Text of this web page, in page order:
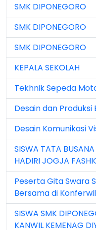
Jul 2026 (4)
Jun 2023 (7)
Jun 2024 (3)
Jun 2025 (1)
Jun 2026 (5)
Mar 2023 (8)
Mar 2024 (1)
Mar 2026 (3)
May 2026 (16)
Nov 2022 (101)
Nov 2023 (5)
SMK DIPONEGORO
SMK DIPONEGORO
SMK DIPONEGORO
KEPALA SEKOLAH
Tekhnik Sepeda
Desain dan Produksi
Desain Komunikasi
SISWA TATA
HADIRI JOGJA
Peserta Gita Swara
Bersama di Konferwil
SISWA SMK
KANWIL KEMENAG